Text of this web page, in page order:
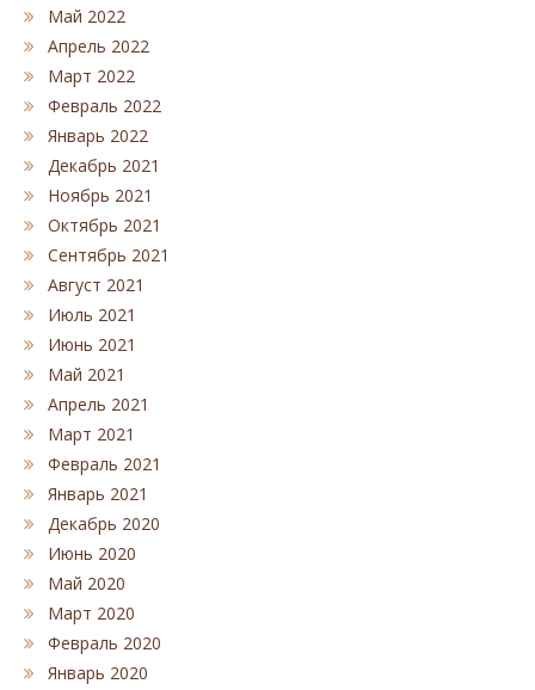
Май 2022
Апрель 2022
Март 2022
Февраль 2022
Январь 2022
Декабрь 2021
Ноябрь 2021
Октябрь 2021
Сентябрь 2021
Август 2021
Июль 2021
Июнь 2021
Май 2021
Апрель 2021
Март 2021
Февраль 2021
Январь 2021
Декабрь 2020
Июнь 2020
Май 2020
Март 2020
Февраль 2020
Январь 2020